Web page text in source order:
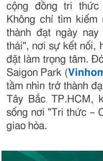
cộng đồng tri thức
Không chỉ tìm
thành đạt ngày
thái", nơi sự kết nối,
đặt làm trọng tâm.
Saigon Park (
tầm nhìn trở thành
Tây Bắc TP.HCM,
sống nơi "Tri thức –
giao hòa.